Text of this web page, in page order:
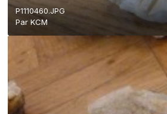
P1110460.JPG
Par KCM